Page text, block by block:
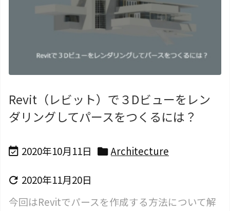
Revit（レビット）で３Dビューをレン
ダリングしてパースをつくるには？
 2020年10月11日  Architecture
 2020年11月20日
今回はRevitでパースを作成する方法について解